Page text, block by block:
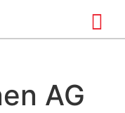
AG